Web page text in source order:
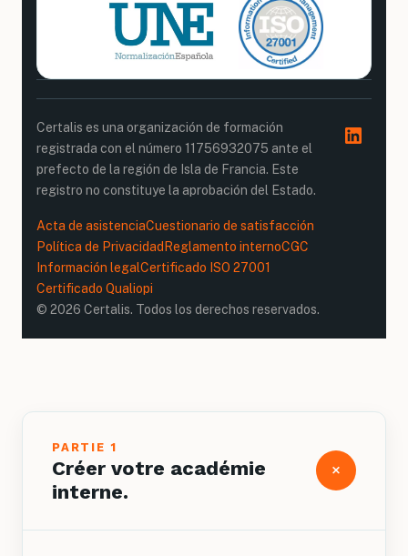
Certalis es una organización de formación
registrada con el número 11756932075 ante el
prefecto de la región de Isla de Francia. Este
registro no constituye la aprobación del Estado.
© 2026 Certalis. Todos los derechos reservados.
Acta de asistenciaCuestionario de satisfacción
Política de Privacidad Reglamento internoCGC
Información legalCertificado ISO 27001
Certificado Qualiopi
PARTIE 1
Créer votre académie
interne.
+